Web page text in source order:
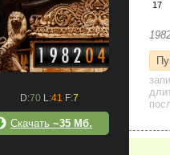
D:70L:41 F:7
Скачать ~35 Мб.
17